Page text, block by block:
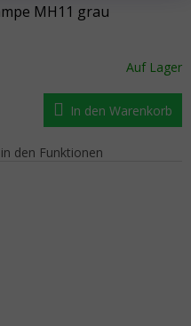
MH11 grau
Auf Lager
In den Warenkorb
den Funktionen